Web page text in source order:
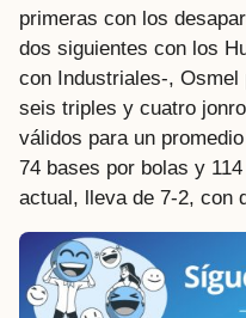
primeras con los
dos siguientes con los
con Industriales-, Osmel
seis triples y cuatro
válidos para un
74 bases por bolas y
actual, lleva de 7-2, con